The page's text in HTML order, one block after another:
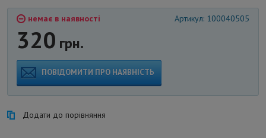
немає в наявності Артикул: 100040505
320 грн.
ПОВІДОМИТИ ПРО НАЯВНІСТЬ
Додати до порівняння